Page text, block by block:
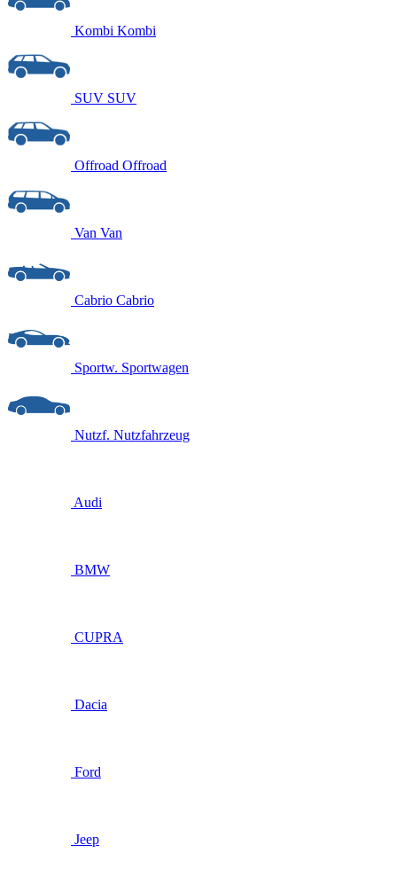
Kombi Kombi
SUV SUV
Offroad Offroad
Van Van
Cabrio Cabrio
Sportw. Sportwagen
Nutzf. Nutzfahrzeug
Audi
BMW
CUPRA
Dacia
Ford
Jeep